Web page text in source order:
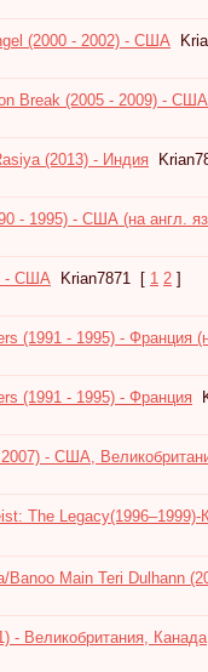
(2000 - 2002) - США
Break (2005 - 2009) - США
(2013) - Индия
- 1995) - США (на англ.
- США Krian7871 [ 1 2 ]
(1991 - 1995) - Франция
(1991 - 1995) - Франция
- США,
The
Banoo Main Teri Dulhann
- Великобритания, Канада